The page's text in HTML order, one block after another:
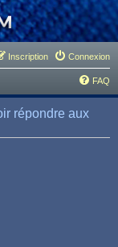
Connexion
Inscription
FAQ
répondre aux